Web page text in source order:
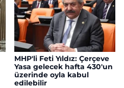
MHP'li Feti Yıldız: Çerçeve
Yasa gelecek hafta 430'un
üzerinde oyla kabul
edilebilir